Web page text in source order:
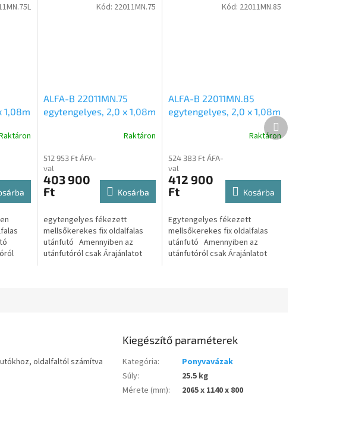
1,08m
ALFA-B 22011MN.75
egytengelyes, 2,0 x 1,08m
Raktáron
512 953 Ft ÁFA-
val
403 900
Ft
Kosárba
egytengelyes fékezett
mellsőkerekes fix oldalfalas
utánfutó Amennyiben az
utánfutóról csak Árajánlatot
Kód: 22011MN.75
ALFA-B 22011MN.85
egytengelyes, 2,0 x 1,08m
méretű, 850kg, fékezett
Raktáron
524 383 Ft ÁFA-
val
412 900
Ft
Kosárba
Egytengelyes fékezett
mellsőkerekes fix oldalfalas
utánfutó Amennyiben az
utánfutóról csak Árajánlatot
Kód: 22011MN.85
Következő
termék
oldalfaltól számítva
Kiegészítő paraméterek
Kategória:
Ponyvavázak
Súly:
25.5 kg
Mérete (mm): 2065 x 1140 x 800